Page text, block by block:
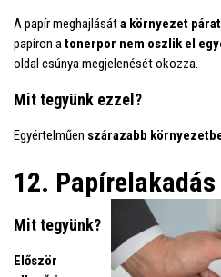
A papír meghajlásáta környezet
papíron atonerpor nem oszlik el
oldal csúnya megjelenését okozza.
Mit tegyünk ezzel?
Egyértelműen szárazabb
12.
Mit tegyünk?
Először